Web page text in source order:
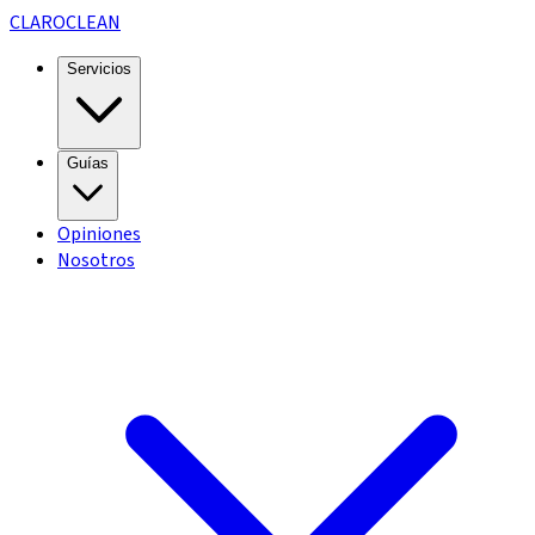
CLAROCLEAN
Servicios
Guías
Opiniones
Nosotros